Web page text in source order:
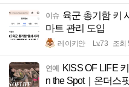
이슈 육군 총기함 키
마트 관리 도입
레이키얀 Lv.73 조회
연예
KISS OF LIFE
n the Spot｜온더스